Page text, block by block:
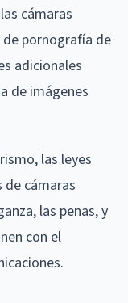
cámaras
pornografía de
adicionales
de imágenes
las leyes
cámaras
las penas, y
con el